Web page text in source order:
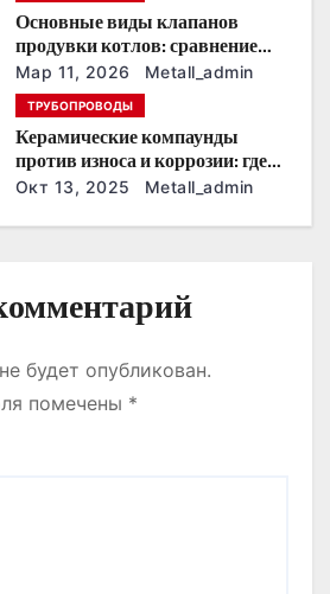
Основные виды клапанов
продувки котлов: сравнение
устройств и характеристик
Мар 11, 2026 Metall_admin
ТРУБОПРОВОДЫ
Керамические компаунды
против износа и коррозии: где
они работают эффективнее
Окт 13, 2025 Metall_admin
будет опубликован.
помечены *